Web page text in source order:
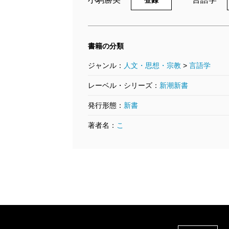
書籍の分類
ジャンル： 人文・思想・宗教 > 言語学
レーベル・シリーズ： 新潮新書
発行形態： 新書
著者名： こ